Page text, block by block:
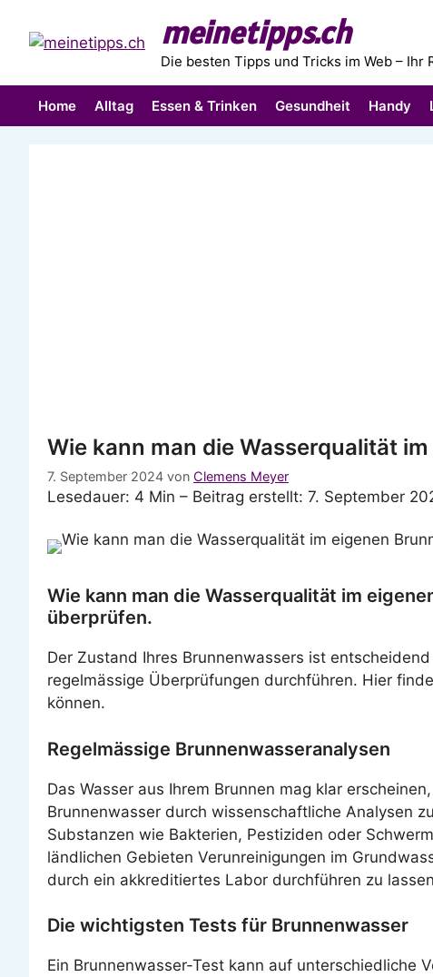
Inhalt
springen
meinetipps.ch
Die besten Tipps und Tricks im Web – Ihr
Home Alltag Essen & Trinken Gesundheit Handy
Wie kann man die Wasserqualität
7. September 2024 von Clemens Meyer
Lesedauer: 4 Min – Beitrag erstellt: 7. September
Wie kann man die Wasserqualität im
überprüfen.
Der Zustand Ihres Brunnenwassers ist
regelmässige Überprüfungen durchführen. Hier
können.
Regelmässige Brunnenwasseranalysen
Das Wasser aus Ihrem Brunnen mag klar
Brunnenwasser durch wissenschaftliche Analysen
Substanzen wie Bakterien, Pestiziden oder
ländlichen Gebieten Verunreinigungen im
durch ein akkreditiertes Labor durchführen zu
Die wichtigsten Tests für Brunnenwasser
Ein Brunnenwasser-Test kann auf unterschiedliche